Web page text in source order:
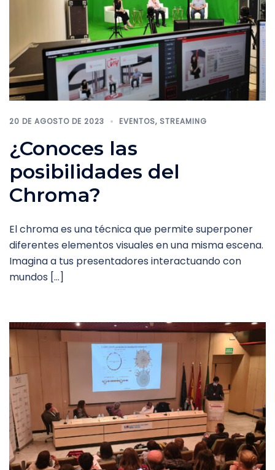
20 DE AGOSTO DE 2023 EVENTOS, STREAMING
¿Conoces las
posibilidades del
Chroma?
El chroma es una técnica que permite superponer
diferentes elementos visuales en una misma escena.
Imagina a tus presentadores interactuando con
mundos […]